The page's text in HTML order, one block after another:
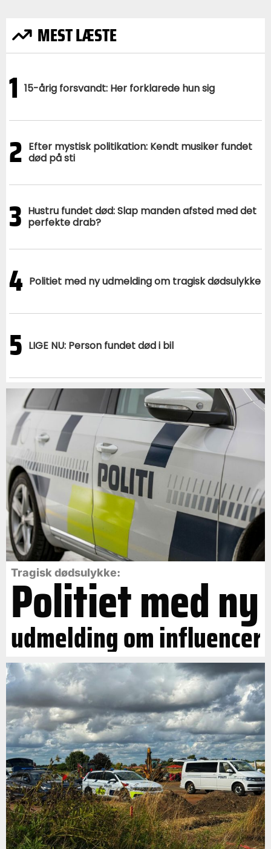
MEST LÆSTE
1 15-årig forsvandt: Her forklarede hun sig
2 Efter mystisk politikation: Kendt musiker fundet
død på sti
3 Hustru fundet død: Slap manden afsted med det
perfekte drab?
4 Politiet med ny udmelding om tragisk dødsulykke
5 LIGE NU: Person fundet død i bil
Tragisk dødsulykke:
Politiet med ny
udmelding om influencer